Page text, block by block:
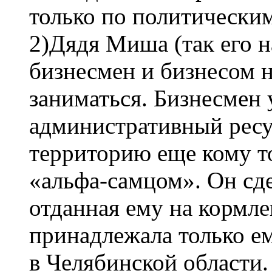
только по
2)Дядя Миша (так его
бизнесмен и бизнесом
заниматься.
административный
территорию еще кому
«альфа-самцом». Он
отданная ему на
принадлежала только
в Челябинской области.